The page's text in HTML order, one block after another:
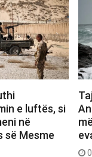
e luftës, si
në
së Mesme